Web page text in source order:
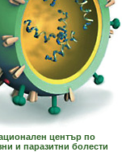
център по
и паразитни болести